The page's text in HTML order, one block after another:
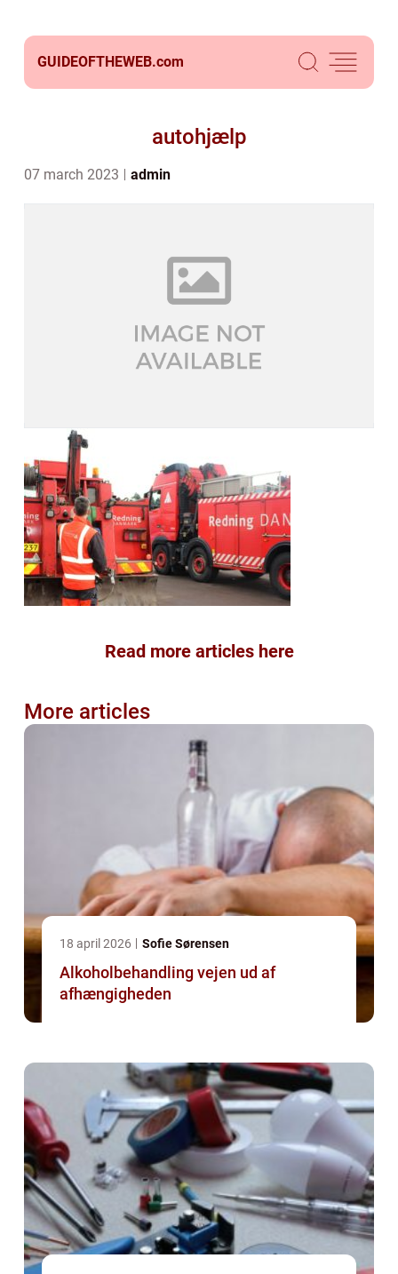
GUIDEOFTHEWEB.com
autohjælp
07 march 2023 admin
Read more articles here
More articles
18 april 2026 Sofie Sørensen
Alkoholbehandling vejen ud af
afhængigheden